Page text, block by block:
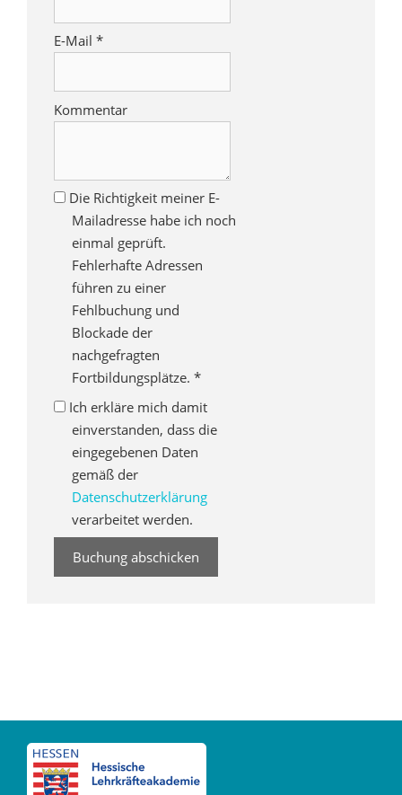
E-Mail *
Kommentar
Die Richtigkeit meiner E-
Mailadresse habe ich noch
einmal geprüft.
Fehlerhafte Adressen
führen zu einer
Fehlbuchung und
Blockade der
nachgefragten
Fortbildungsplätze. *
Ich erkläre mich damit
einverstanden, dass die
eingegebenen Daten
gemäß der
Datenschutzerklärung
verarbeitet werden.